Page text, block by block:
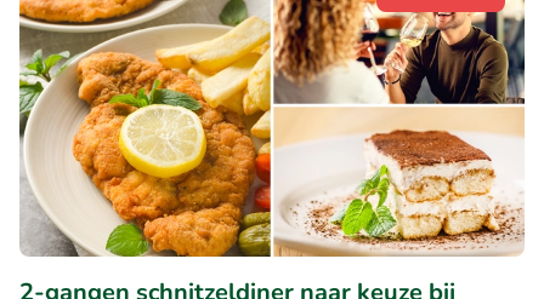
2-gangen schnitzeldiner naar keuze bij